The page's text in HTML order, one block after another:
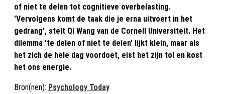
of niet te delen tot cognitieve overbelasting.
'Vervolgens komt de taak die je erna uitvoert in het
gedrang', stelt Qi Wang van de Cornell Universiteit. Het
dilemma 'te delen of niet te delen' lijkt klein, maar als
het zich de hele dag voordoet, eist het zijn tol en kost
het ons energie.
Bron(nen): Psychology Today